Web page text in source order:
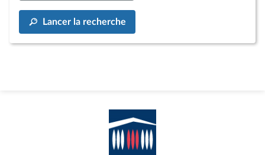
Lancer la recherche